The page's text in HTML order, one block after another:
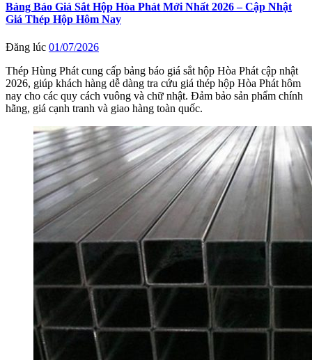
Bảng Báo Giá Sắt Hộp Hòa Phát Mới Nhất 2026 – Cập Nhật
Giá Thép Hộp Hôm Nay
Đăng lúc 01/07/2026
Thép Hùng Phát cung cấp bảng báo giá sắt hộp Hòa Phát cập nhật
2026, giúp khách hàng dễ dàng tra cứu giá thép hộp Hòa Phát hôm
nay cho các quy cách vuông và chữ nhật. Đảm bảo sản phẩm chính
hãng, giá cạnh tranh và giao hàng toàn quốc.